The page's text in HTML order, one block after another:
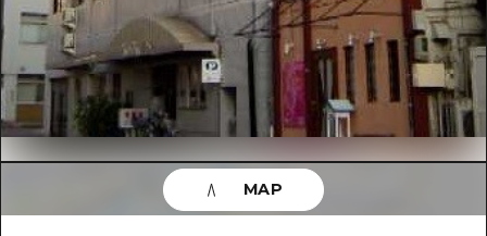
活动·庙会
美食·酒水
骑自行车
购物
运动
Dive!Hiroshima官方向导
广岛随意旅行
广岛市内
安艺
答对了
列表
广岛市内
安艺
答對了
美北
活动
应时信息
有用的信息
列表
MAP